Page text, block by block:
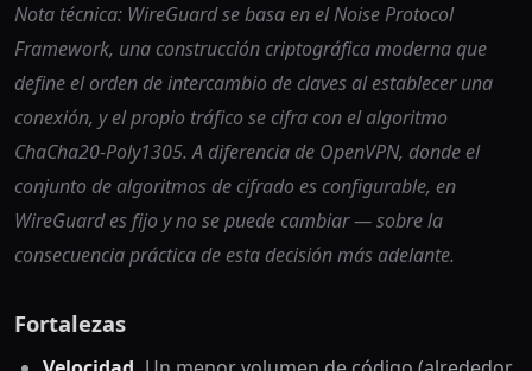
Nota técnica: WireGuard se basa en el Noise Protocol
Framework, una construcción criptográfica moderna que
define el orden de intercambio de claves al establecer una
conexión, y el propio tráfico se cifra con el algoritmo
ChaCha20-Poly1305. A diferencia de OpenVPN, donde el
conjunto de algoritmos de cifrado es configurable, en
WireGuard es fijo y no se puede cambiar — sobre la
consecuencia práctica de esta decisión más adelante.
Fortalezas